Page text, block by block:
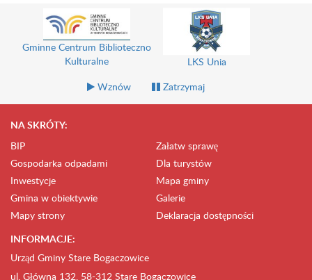
Gminne Centrum Biblioteczno
Kulturalne
LKS Unia
Wznów
Zatrzymaj
NA SKRÓTY:
BIP
Załatw sprawę
Gospodarka odpadami
Dla turystów
Inwestycje
Mapa gminy
Gmina w obiektywie
Galerie
Mapy strony
Deklaracja dostępności
INFORMACJE:
Urząd Gminy Stare Bogaczowice
ul. Główna 132, 58-312 Stare Bogaczowice